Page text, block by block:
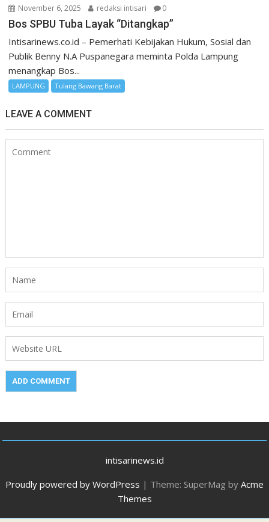
November 6, 2025 redaksi intisari 0
Bos SPBU Tuba Layak “Ditangkap”
Intisarinews.co.id – Pemerhati Kebijakan Hukum, Sosial dan
Publik Benny N.A Puspanegara meminta Polda Lampung
menangkap Bos...
LAMPUNG Tulang Bawang Barat
LEAVE A COMMENT
intisarinews.id
Proudly powered by WordPress | Theme: SuperMag by Acme
Themes